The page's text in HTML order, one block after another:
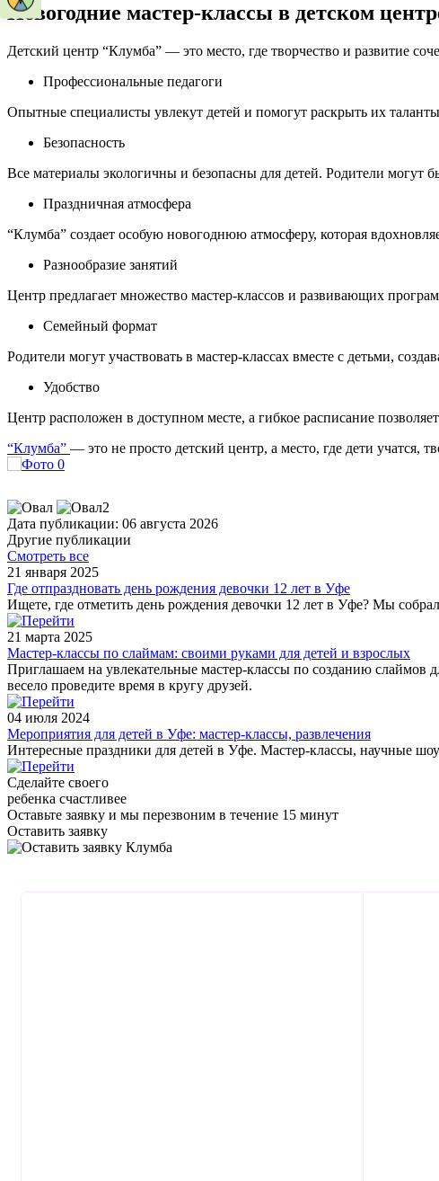
Новогодние мастер-классы в детском
Детский центр “Клумба” — это место, где творчество и развитие
Профессиональные педагоги
Опытные специалисты увлекут детей и помогут раскрыть их
Безопасность
Все материалы экологичны и безопасны для детей. Родители могут
Праздничная атмосфера
“Клумба” создает особую новогоднюю атмосферу, которая
Разнообразие занятий
Центр предлагает множество мастер-классов и развивающих
Семейный формат
Родители могут участвовать в мастер-классах вместе с детьми,
Удобство
Центр расположен в доступном месте, а гибкое расписание
“Клумба” — это не просто детский центр, а место, где дети учатся,
Дата публикации: 06 августа 2026
Другие публикации
Смотреть все
21 января 2025
Где отпраздновать день рождения девочки 12 лет в Уфе
Ищете, где отметить день рождения девочки 12 лет в Уфе? Мы
21 марта 2025
Мастер-классы по слаймам: своими руками для детей и взрослых
Приглашаем на увлекательные мастер-классы по созданию слаймов
весело проведите время в кругу друзей.
04 июля 2024
Мероприятия для детей в Уфе: мастер-классы, развлечения
Интересные праздники для детей в Уфе. Мастер-классы, научные
Сделайте своего
ребенка счастливее
Оставьте заявку и мы перезвоним в течение 15 минут
Оставить заявку